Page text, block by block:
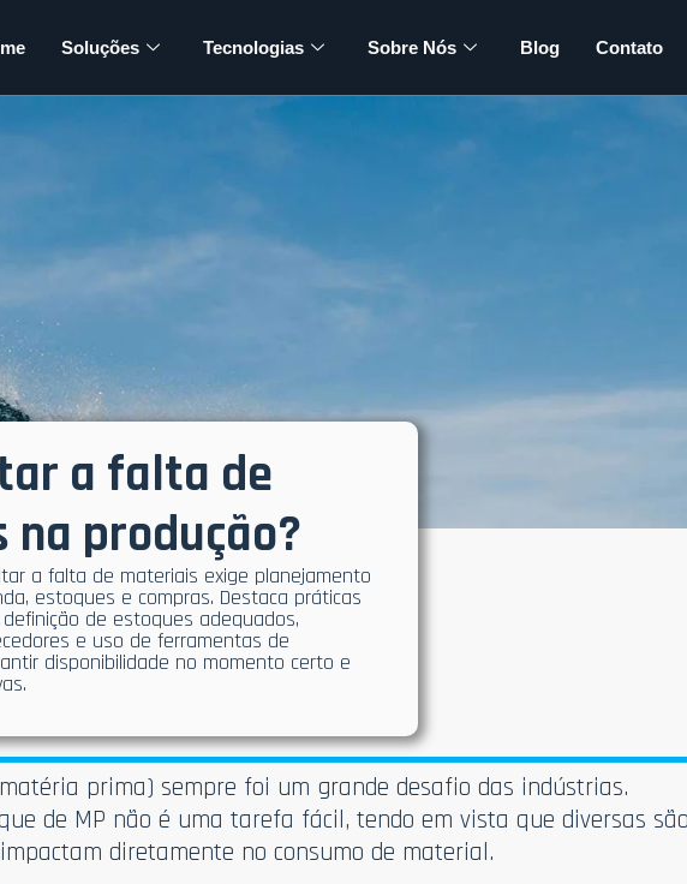
Soluções Tecnologias Sobre Nós Blog Contato
a falta de
produção?
a falta de materiais exige planejamento
estoques e compras. Destaca práticas
de estoques adequados,
e uso de ferramentas de
disponibilidade no momento certo e
prima) sempre foi um grande desafio das indústrias.
de MP não é uma tarefa fácil, tendo em vista que diversas
diretamente no consumo de material.